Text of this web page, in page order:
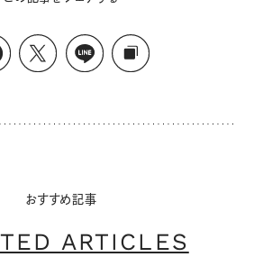
おすすめ記事
ARTICLES